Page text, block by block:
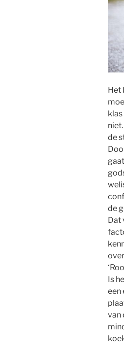
Het
de
de
Dat
Is
een
van